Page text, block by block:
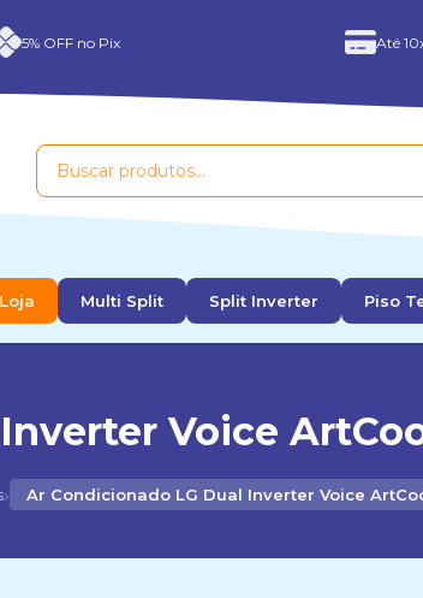
5% OFF no Pix Até
Multi Split Split Inverter Piso
Voice
› Ar Condicionado LG Dual Inverter Voice